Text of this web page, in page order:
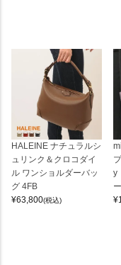
HALEINE ナチュラルシ
ュリンク＆クロコダイ
ル ワンショルダーバッ
グ 4FB
¥63,800(税込)
y
¥